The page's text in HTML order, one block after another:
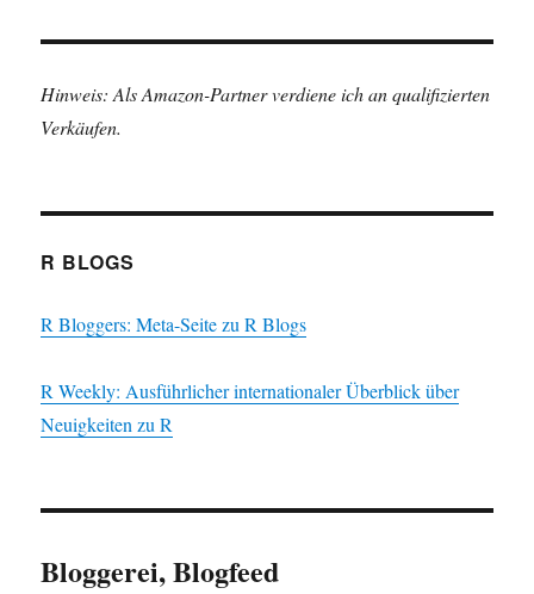
Hinweis: Als Amazon-Partner verdiene ich an qualifizierten
Verkäufen.
R BLOGS
R Bloggers: Meta-Seite zu R Blogs
R Weekly: Ausführlicher internationaler Überblick über
Neuigkeiten zu R
Bloggerei, Blogfeed